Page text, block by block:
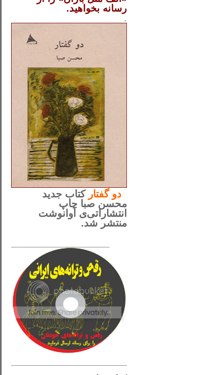
رسانه بخواهید.
.
دوگفتار کتاب جدید
محسن صبا چاپ
انتشاراتی‌ی آوانوشت
منتشر شد.